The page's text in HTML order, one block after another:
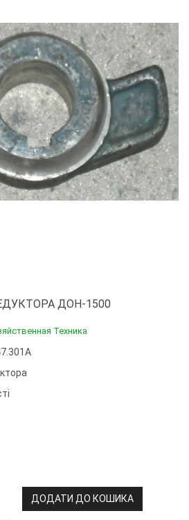
ДОН-1500
Техника
ДОДАТИ ДО КОШИКА